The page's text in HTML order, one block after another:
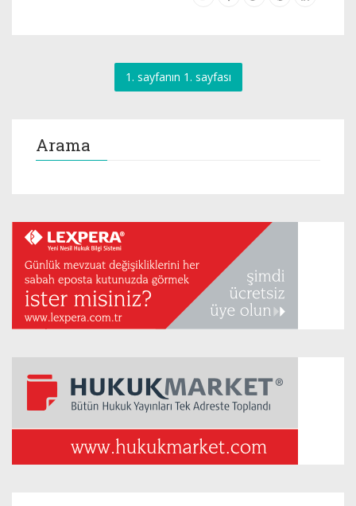
1. sayfanın 1. sayfası
Arama